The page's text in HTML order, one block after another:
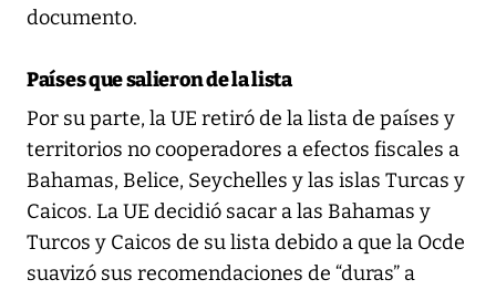
documento.
Países que salieron de la lista
Por su parte, la UE retiró de la lista de países y
territorios no cooperadores a efectos fiscales a
Bahamas, Belice, Seychelles y las islas Turcas y
Caicos. La UE decidió sacar a las Bahamas y
Turcos y Caicos de su lista debido a que la Ocde
suavizó sus recomendaciones de “duras” a